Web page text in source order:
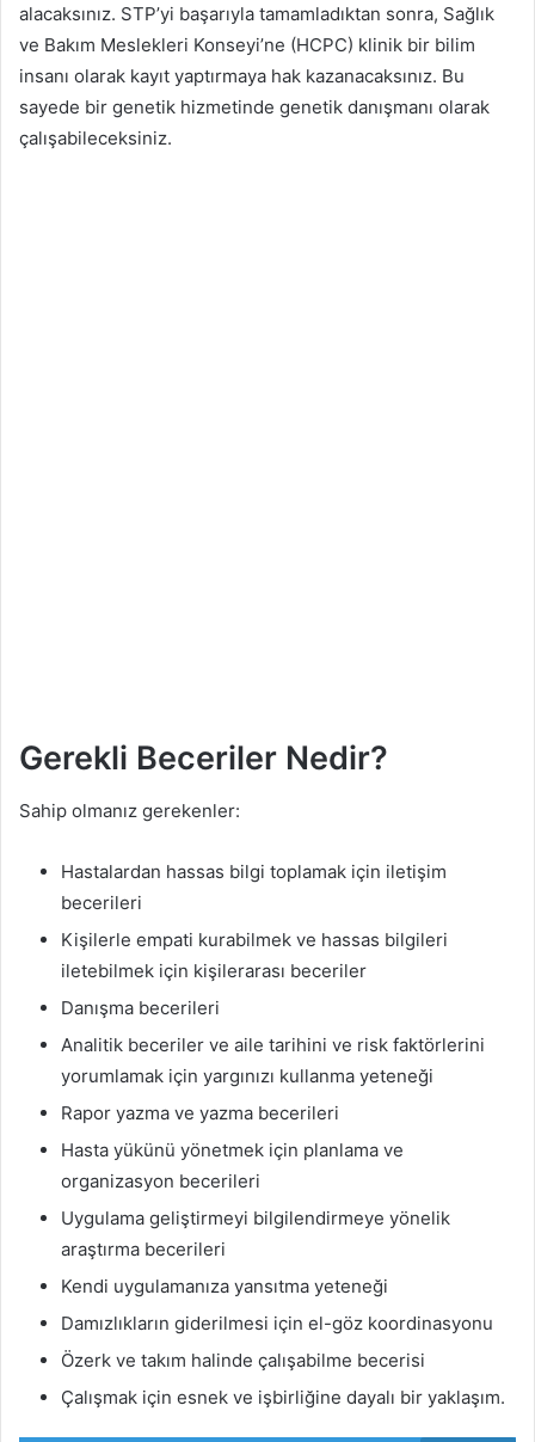
alacaksınız. STP’yi başarıyla tamamladıktan sonra, Sağlık
ve Bakım Meslekleri Konseyi’ne (HCPC) klinik bir bilim
insanı olarak kayıt yaptırmaya hak kazanacaksınız. Bu
sayede bir genetik hizmetinde genetik danışmanı olarak
çalışabileceksiniz.
Gerekli Beceriler Nedir?
Sahip olmanız gerekenler:
Hastalardan hassas bilgi toplamak için iletişim
becerileri
Kişilerle empati kurabilmek ve hassas bilgileri
iletebilmek için kişilerarası beceriler
Danışma becerileri
Analitik beceriler ve aile tarihini ve risk faktörlerini
yorumlamak için yargınızı kullanma yeteneği
Rapor yazma ve yazma becerileri
Hasta yükünü yönetmek için planlama ve
organizasyon becerileri
Uygulama geliştirmeyi bilgilendirmeye yönelik
araştırma becerileri
Kendi uygulamanıza yansıtma yeteneği
Damızlıkların giderilmesi için el-göz koordinasyonu
Özerk ve takım halinde çalışabilme becerisi
Çalışmak için esnek ve işbirliğine dayalı bir yaklaşım.